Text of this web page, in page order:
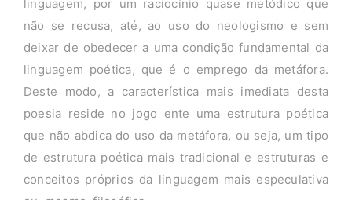
linguagem, por um raciocínio quase metódico que
não se recusa, até, ao uso do neologismo e sem
deixar de obedecer a uma condição fundamental da
linguagem poética, que é o emprego da metáfora.
Deste modo, a característica mais imediata desta
poesia reside no jogo ente uma estrutura poética
que não abdica do uso da metáfora, ou seja, um tipo
de estrutura poética mais tradicional e estruturas e
conceitos próprios da linguagem mais especulativa